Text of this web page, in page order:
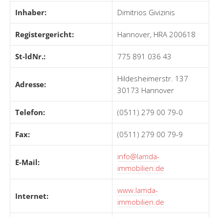
Inhaber: Dimitrios Givizinis
Registergericht: Hannover, HRA 200618
St-ldNr.: 775 891 036 43
Adresse:
Hildesheimerstr. 137
30173 Hannover
Telefon: (0511) 279 00 79-0
Fax: (0511) 279 00 79-9
E-Mail:
info@lamda-
immobilien.de
Internet:
www.lamda-
immobilien.de